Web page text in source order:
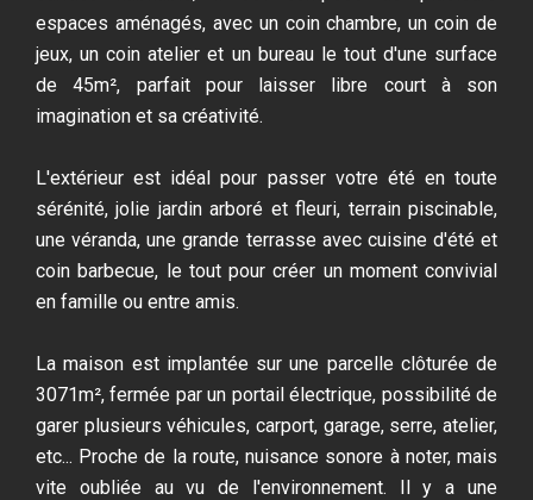
espaces aménagés, avec un coin chambre, un coin de
jeux, un coin atelier et un bureau le tout d'une surface
de 45m², parfait pour laisser libre court à son
imagination et sa créativité.
L'extérieur est idéal pour passer votre été en toute
sérénité, jolie jardin arboré et fleuri, terrain piscinable,
une véranda, une grande terrasse avec cuisine d'été et
coin barbecue, le tout pour créer un moment convivial
en famille ou entre amis.
La maison est implantée sur une parcelle clôturée de
3071m², fermée par un portail électrique, possibilité de
garer plusieurs véhicules, carport, garage, serre, atelier,
etc... Proche de la route, nuisance sonore à noter, mais
vite oubliée au vu de l'environnement. Il y a une